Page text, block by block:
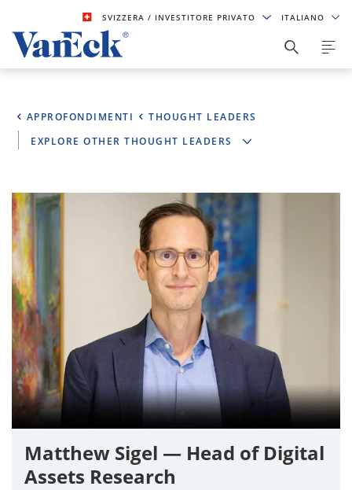
SVIZZERA/ INVESTITORE PRIVATO ITALIANO
APPROFONDIMENTI
THOUGHT LEADERS
EXPLORE OTHER THOUGHT LEADERS
Matthew Sigel — Head of Digital
Assets Research